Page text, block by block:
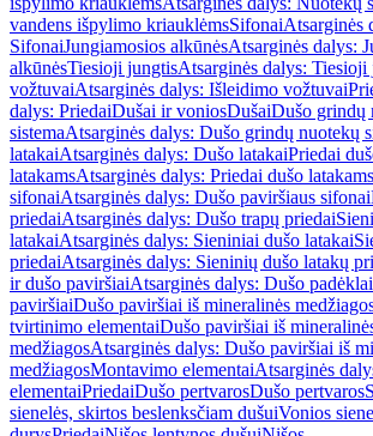
vandens išpylimo kriauklėmsSifonaiAtsarginės
SifonaiJungiamosios alkūnėsAtsarginės dalys:
alkūnėsTiesioji jungtisAtsarginės dalys: Tiesioji
vožtuvaiAtsarginės dalys: Išleidimo vožtuvai
dalys: PriedaiDušai ir voniosDušaiDušo grindų
sistemaAtsarginės dalys: Dušo grindų nuotekų
latakaiAtsarginės dalys: Dušo latakaiPriedai
latakamsAtsarginės dalys: Priedai dušo latakams
sifonaiAtsarginės dalys: Dušo paviršiaus sifonai
priedaiAtsarginės dalys: Dušo trapų priedai
latakaiAtsarginės dalys: Sieniniai dušo latakai
priedaiAtsarginės dalys: Sieninių dušo latakų
ir dušo paviršiaiAtsarginės dalys: Dušo
paviršiaiDušo paviršiai iš mineralinės
tvirtinimo elementaiDušo paviršiai iš
medžiagosAtsarginės dalys: Dušo paviršiai iš
medžiagosMontavimo elementaiAtsarginės
elementaiPriedaiDušo pertvarosDušo pertvaros
sienelės, skirtos beslenksčiam dušuiVonios